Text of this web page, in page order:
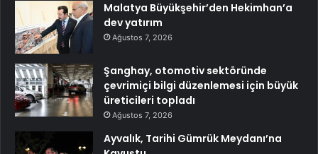
Malatya Büyükşehir’den Hekimhan’a
dev yatırım
Ağustos 7, 2026
Şanghay, otomotiv sektöründe
çevrimiçi bilgi düzenlemesi için büyük
üreticileri topladı
Ağustos 7, 2026
Ayvalık, Tarihi Gümrük Meydanı’na